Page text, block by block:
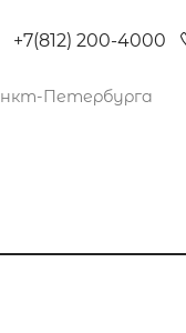
+7(812) 200-4000
Петербурга